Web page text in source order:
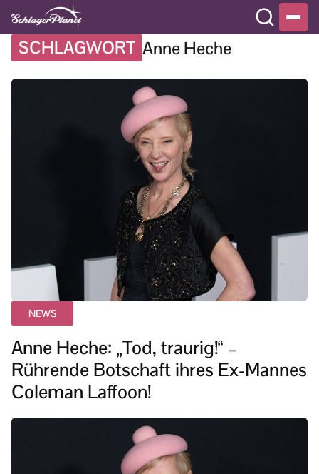
SCHLAGWORT Anne Heche
NEWS
Anne Heche: „Tod, traurig!“ –
Rührende Botschaft ihres Ex-Mannes
Coleman Laffoon!